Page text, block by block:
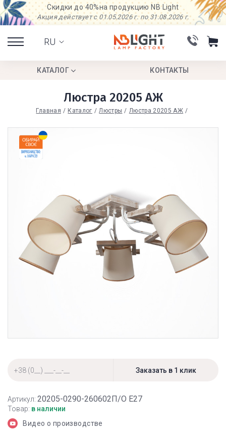
Скидки до 40%на продукцию NB Light
Акция действует с 01.05.2026 г. по 31.08.2026 г.
RU
КАТАЛОГ КОНТАКТЫ
Люстра 20205 АЖ
Главная Каталог Люстры Люстра 20205 АЖ
Артикул: 20205-0290-260602П/О Е27
Товар: в наличии
Видео о производстве